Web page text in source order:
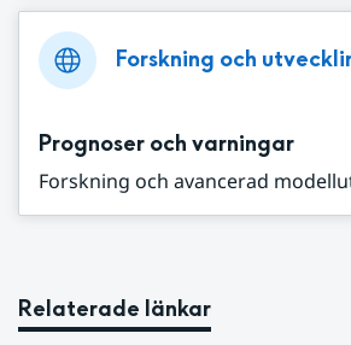
Forskning och
Prognoser och varningar
Forskning och avancerad
Relaterade länkar